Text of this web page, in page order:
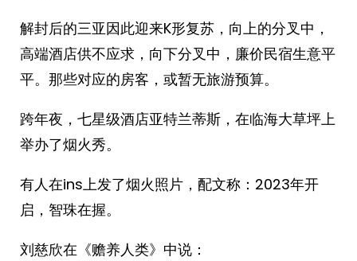
解封后的三亚因此迎来K形复苏，向上的分叉中，
高端酒店供不应求，向下分叉中，廉价民宿生意平
平。那些对应的房客，或暂无旅游预算。
跨年夜，七星级酒店亚特兰蒂斯，在临海大草坪上
举办了烟火秀。
有人在ins上发了烟火照片，配文称：2023年开
启，智珠在握。
刘慈欣在《赡养人类》中说：